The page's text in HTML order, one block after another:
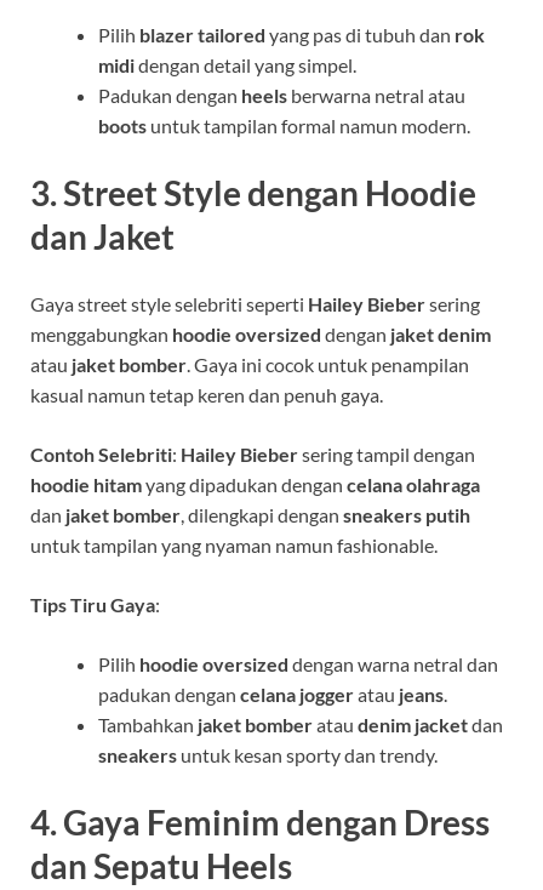
Pilih blazer tailored yang pas di tubuh dan rok
mididengan detail yang simpel.
Padukan dengan heels berwarna netral atau
boots untuk tampilan formal namun modern.
3.Street Style dengan Hoodie
dan Jaket
Gaya street style selebriti seperti Hailey Biebersering
menggabungkan hoodie oversized dengan jaket denim
atau jaket bomber. Gaya ini cocok untuk penampilan
kasual namun tetap keren dan penuh gaya.
Contoh Selebriti: Hailey Biebersering tampil dengan
hoodie hitamyang dipadukan dengan celana olahraga
dan jaket bomber, dilengkapi dengan sneakers putih
untuk tampilan yang nyaman namun fashionable.
Tips Tiru Gaya:
Pilih hoodie oversized dengan warna netral dan
padukan dengan celana joggeratau jeans.
Tambahkan jaket bomberatau denim jacketdan
sneakers untuk kesan sporty dan trendy.
4.Gaya Feminim dengan Dress
dan Sepatu Heels